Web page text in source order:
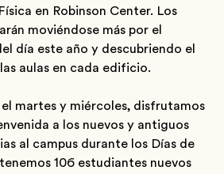
en Robinson Center. Los
moviéndose más por el
día este año y descubriendo el
aulas en cada edificio.
el martes y miércoles, disfrutamos
a los nuevos y antiguos
al campus durante los Días de
106 estudiantes nuevos